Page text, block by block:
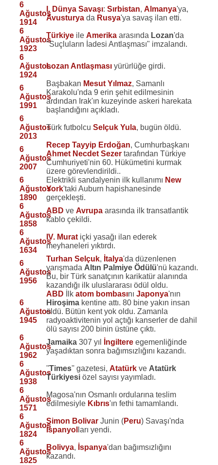
6
Ağustos
1914
I. Dünya Savaşı:Sırbistan,Almanya'ya,
Avusturya da Rusya'ya savaş ilan etti.
6
Ağustos
1923
Türkiye ileAmerika arasında Lozan'da
"Suçluların İadesi Antlaşması" imzalandı.
6
Ağustos
1924
Lozan Antlaşması yürürlüğe girdi.
6
Ağustos
1991
Başbakan Mesut Yılmaz, Samanlı
Karakolu'nda 9 erin şehit edilmesinin
ardından Irak'ın kuzeyinde askeri harekata
başlandığını açıkladı.
6
Ağustos
2013
Türk futbolcuSelçuk Yula, bugün öldü.
6
Ağustos
2007
Recep Tayyip Erdoğan, Cumhurbaşkanı
Ahmet Necdet Sezer tarafından Türkiye
Cumhuriyeti'nin 60. Hükümetini kurmak
üzere görevlendirildi..
6
Ağustos
1890
Elektrikli sandalyenin ilk kullanımı New
York'taki Auburn hapishanesinde
gerçekleşti.
6
Ağustos
1858
ABD veAvrupa arasında ilk transatlantik
kablo çekildi.
6
Ağustos
1634
IV. Murat içki yasağı ilan ederek
meyhaneleri yıktırdı.
6
Ağustos
1956
Turhan Selçuk, İtalya'da düzenlenen
yarışmada Altın Palmiye Ödülü'nü kazandı.
Bu, bir Türk sanatçının karikatür alanında
kazandığı ilk uluslararası ödül oldu.
6
Ağustos
1945
ABD İlkatom bombasınıJaponya'nın
Hiroşima kentine attı. 80 bine yakın insan
öldü. Bütün kent yok oldu. Zamanla
radyoaktivitenin yol açtığı kanserler de dahil
ölü sayısı 200 binin üstüne çıktı.
6
Ağustos
1962
Jamaika 307 yıl İngiltere egemenliğinde
yaşadıktan sonra bağımsızlığını kazandı.
6
Ağustos
1938
''Times'' gazetesi,Atatürk ve Atatürk
Türkiyesi özel sayısı yayımladı.
6
Ağustos
1571
Magosa'nın Osmanlı ordularına teslim
edilmesiyle Kıbrıs'ın fethi tamamlandı.
6
Ağustos
1824
Simon Bolivar Junin (Peru) Savaşı'nda
İspanyol ları yendi.
6
Ağustos
1825
Bolivya, İspanya'dan bağımsızlığını
kazandı.